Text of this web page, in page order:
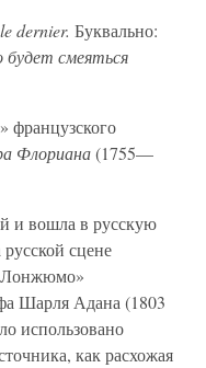
dernier. Буквально:
смеяться
французского
Флориана(1755—
и вошла в русскую
сцене
Лонжюмо»
Шарля Адана (1803
использовано
как расхожая